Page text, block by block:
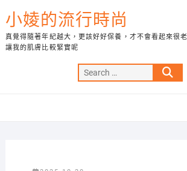
to
content
小婈的流行時尚
真覺得隨著年紀越大，更該好好保養，才不會看起來很
讓我的肌膚比較緊實呢
Search
…